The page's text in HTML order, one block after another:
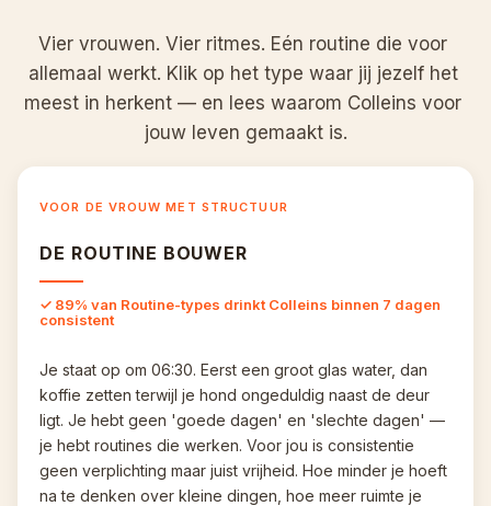
Vier vrouwen. Vier ritmes. Eén routine die voor
allemaal werkt. Klik op het type waar jij jezelf het
meest in herkent — en lees waarom Colleins voor
jouw leven gemaakt is.
VOOR DE VROUW MET STRUCTUUR
DE ROUTINE BOUWER
✓ 89% van Routine-types drinkt Colleins binnen 7 dagen
consistent
Je staat op om 06:30. Eerst een groot glas water, dan
koffie zetten terwijl je hond ongeduldig naast de deur
ligt. Je hebt geen 'goede dagen' en 'slechte dagen' —
je hebt routines die werken. Voor jou is consistentie
geen verplichting maar juist vrijheid. Hoe minder je hoeft
na te denken over kleine dingen, hoe meer ruimte je